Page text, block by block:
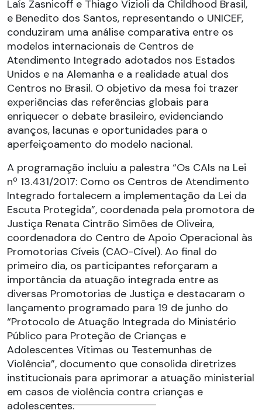
Laís Zasnicoff e Thiago Vizioli da Childhood Brasil,
e Benedito dos Santos, representando o UNICEF,
conduziram uma análise comparativa entre os
modelos internacionais de Centros de
Atendimento Integrado adotados nos Estados
Unidos e na Alemanha e a realidade atual dos
Centros no Brasil. O objetivo da mesa foi trazer
experiências das referências globais para
enriquecer o debate brasileiro, evidenciando
avanços, lacunas e oportunidades para o
aperfeiçoamento do modelo nacional.
A programação incluiu a palestra “Os CAIs na Lei
nº 13.431/2017: Como os Centros de Atendimento
Integrado fortalecem a implementação da Lei da
Escuta Protegida”, coordenada pela promotora de
Justiça Renata Cintrão Simões de Oliveira,
coordenadora do Centro de Apoio Operacional às
Promotorias Cíveis (CAO-Cível). Ao final do
primeiro dia, os participantes reforçaram a
importância da atuação integrada entre as
diversas Promotorias de Justiça e destacaram o
lançamento programado para 19 de junho do
“Protocolo de Atuação Integrada do Ministério
Público para Proteção de Crianças e
Adolescentes Vítimas ou Testemunhas de
Violência”, documento que consolida diretrizes
institucionais para aprimorar a atuação ministerial
em casos de violência contra crianças e
adolescentes.